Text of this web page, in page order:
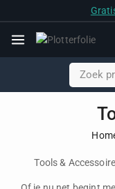
Tools &